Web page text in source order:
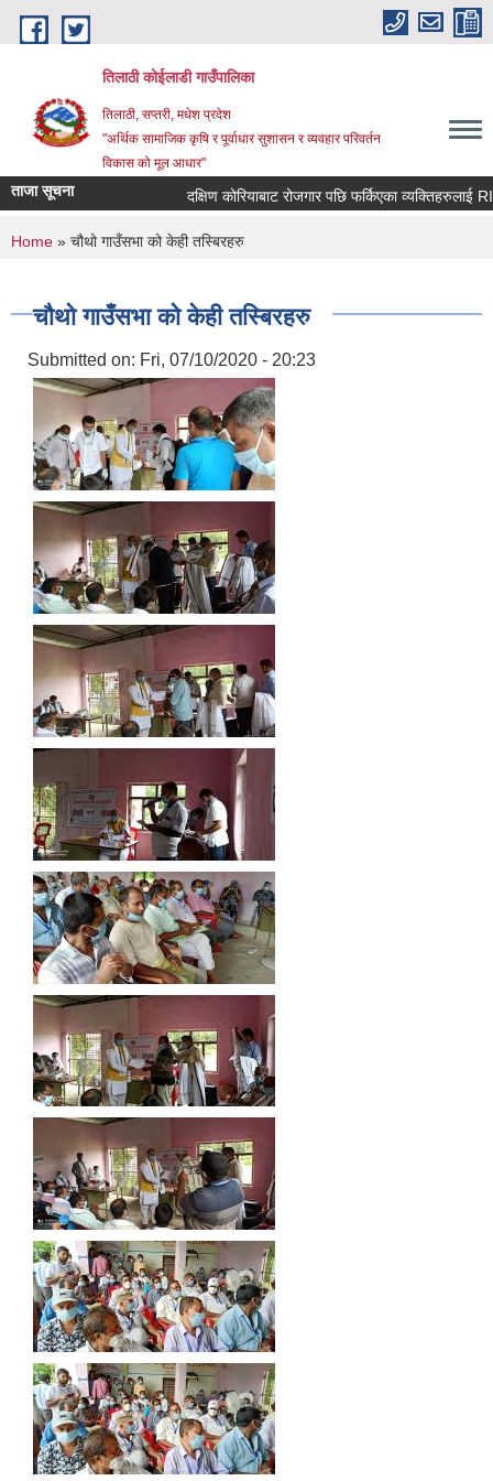
Skip to main content
तिलाठी कोईलाडी गाउँपालिका
तिलाठी, सप्तरी, मधेश प्रदेश
"अर्थिक सामाजिक कृषि र पूर्वाधार सुशासन र व्यवहार परिवर्तन
विकास को मूल आधार"
ताजा सूचना दक्षिण कोरियाबाट रोजगार पछि फर्किएका व्यक्तिहरुलाई
You are here
Home » चौथो गाउँसभा को केही तस्बिरहरु
चौथो गाउँसभा को केही तस्बिरहरु
Submitted on: Fri, 07/10/2020 - 20:23